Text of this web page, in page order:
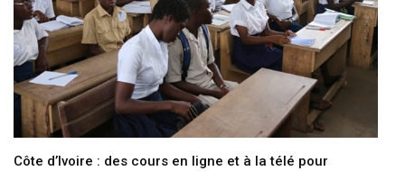
Côte d’Ivoire : des cours en ligne et à la télé pour